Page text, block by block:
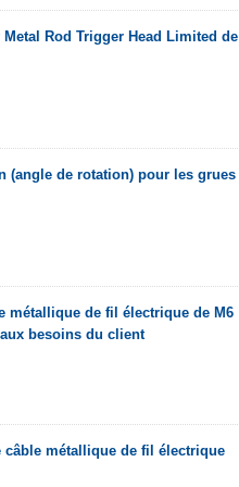
Rod Trigger Head Limited de
(angle de rotation) pour les grues
métallique de fil électrique de M6
besoins du client
câble métallique de fil électrique